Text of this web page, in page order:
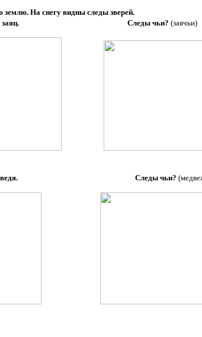
На снегу видны следы зверей.
заяц. Следы чьи? (заячьи)
следы медведя. Следы чьи?